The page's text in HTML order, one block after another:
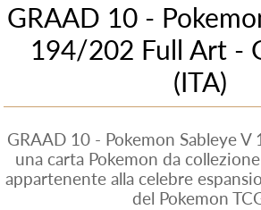
GRAAD 10 -
194/202 Full Art -
(ITA)
GRAAD 10 - Pokemon Sableye
una carta Pokemon da
appartenente alla celebre
del Pokemon